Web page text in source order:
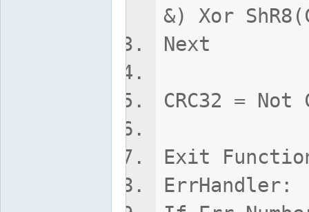
&) Xor
Next
CRC32 = Not
Exit
ErrHandler: